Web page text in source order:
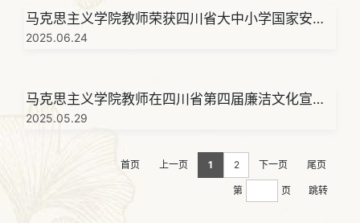
马克思主义学院教师荣获四川省大中小学国家安全
教育教师教学竞赛三等奖
2025.06.24
马克思主义学院教师在四川省第四届廉洁文化宣传
月活动“廉课育新人”廉洁思政课大赛中荣获佳绩
2025.05.29
首页 上一页 1 2 下一页 尾页
第 页 跳转